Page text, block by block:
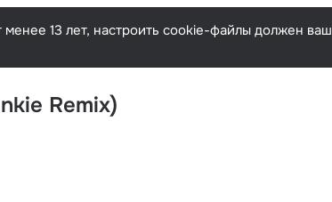
13 лет, настроить cookie-файлы должен ваш
Remix)